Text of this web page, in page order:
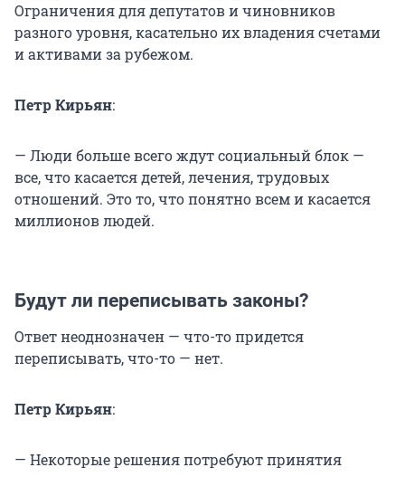
Ограничения для депутатов и чиновников
разного уровня, касательно их владения счетами
и активами за рубежом.
Петр Кирьян:
— Люди больше всего ждут социальный блок —
все, что касается детей, лечения, трудовых
отношений. Это то, что понятно всем и касается
миллионов людей.
Будут ли переписывать законы?
Ответ неоднозначен — что-то придется
переписывать, что-то — нет.
Петр Кирьян:
— Некоторые решения потребуют принятия